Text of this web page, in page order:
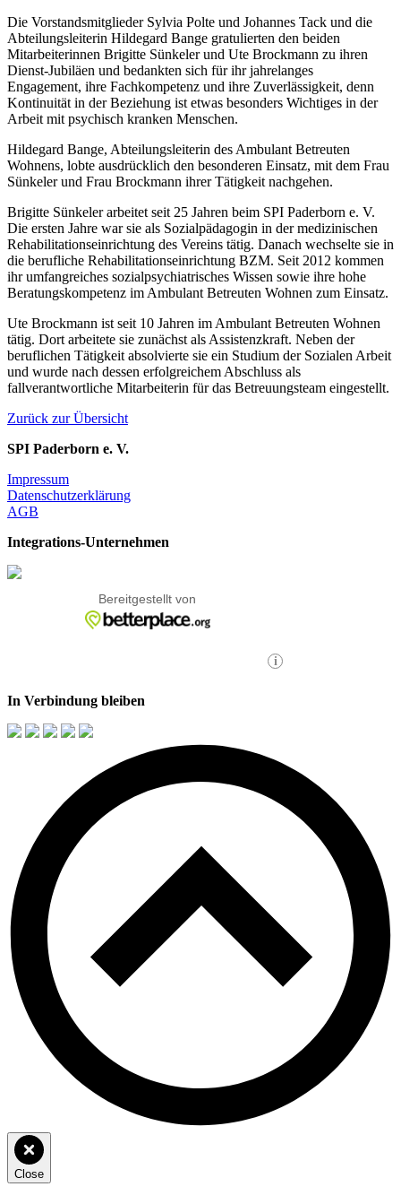
Die Vorstandsmitglieder Sylvia Polte und Johannes Tack und die
Abteilungsleiterin Hildegard Bange gratulierten den beiden
Mitarbeiterinnen Brigitte Sünkeler und Ute Brockmann zu ihren
Dienst-Jubiläen und bedankten sich für ihr jahrelanges
Engagement, ihre Fachkompetenz und ihre Zuverlässigkeit, denn
Kontinuität in der Beziehung ist etwas besonders Wichtiges in der
Arbeit mit psychisch kranken Menschen.
Hildegard Bange, Abteilungsleiterin des Ambulant Betreuten
Wohnens, lobte ausdrücklich den besonderen Einsatz, mit dem Frau
Sünkeler und Frau Brockmann ihrer Tätigkeit nachgehen.
Brigitte Sünkeler arbeitet seit 25 Jahren beim SPI Paderborn e. V.
Die ersten Jahre war sie als Sozialpädagogin in der medizinischen
Rehabilitationseinrichtung des Vereins tätig. Danach wechselte sie in
die berufliche Rehabilitationseinrichtung BZM. Seit 2012 kommen
ihr umfangreiches sozialpsychiatrisches Wissen sowie ihre hohe
Beratungskompetenz im Ambulant Betreuten Wohnen zum Einsatz.
Ute Brockmann ist seit 10 Jahren im Ambulant Betreuten Wohnen
tätig. Dort arbeitete sie zunächst als Assistenzkraft. Neben der
beruflichen Tätigkeit absolvierte sie ein Studium der Sozialen Arbeit
und wurde nach dessen erfolgreichem Abschluss als
fallverantwortliche Mitarbeiterin für das Betreuungsteam eingestellt.
Zurück zur Übersicht
SPI Paderborn e. V.
Impressum
Datenschutzerklärung
AGB
Integrations-Unternehmen
In Verbindung bleiben
Close